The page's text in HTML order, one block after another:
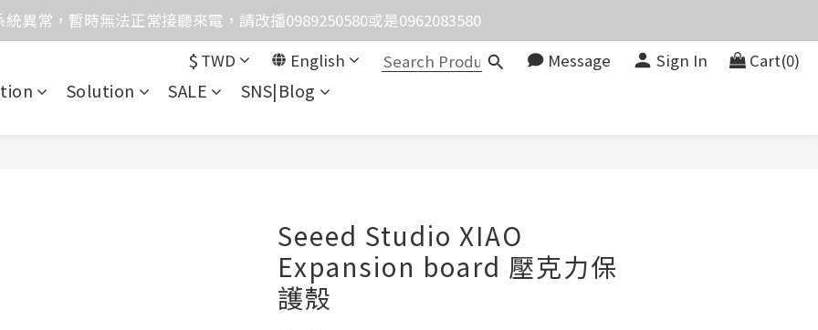
均含稅，下單享優惠！歡迎大量採購，由專人提供專案報價。
均含稅，下單享優惠！歡迎大量採購，由專人提供專案報價。
$ TWD English Message Sign In Cart(0)
Solution SALE SNS|Blog
Seeed Studio XIAO
Expansion board 壓克力保
護殼